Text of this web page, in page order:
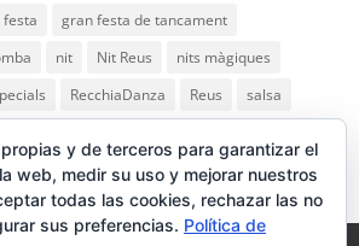
gran festa de tancament
nit Nit Reus
nits màgiques
RecchiaDanza Reus
salsa
y de terceros para garantizar el
web, medir su uso y mejorar nuestros
todas las cookies, rechazar las no
sus preferencias. Política de